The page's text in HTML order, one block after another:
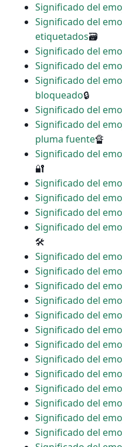
Significado del
Significado del
etiquetados🗃
Significado del
Significado del
Significado del
bloqueado🔒
Significado del
Significado del
pluma fuente🔏
Significado del
🔐
Significado del
Significado del
Significado del
Significado del
🛠
Significado del
Significado del
Significado del
Significado del
Significado del
Significado del
Significado del
Significado del
Significado del
Significado del
Significado del
Significado del
Significado del